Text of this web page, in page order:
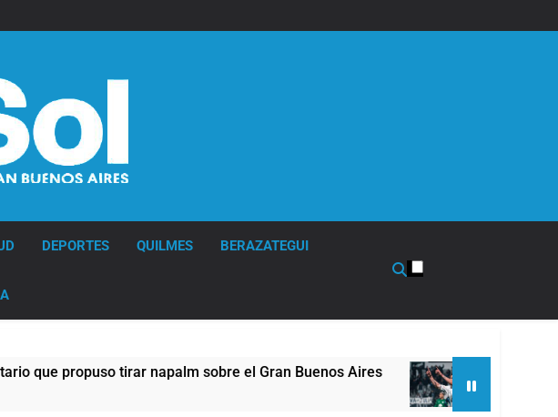
DEPORTES QUILMES BERAZATEGUI
propuso tirar napalm sobre el Gran Buenos Aires Quilmes
7 Horas Atrás